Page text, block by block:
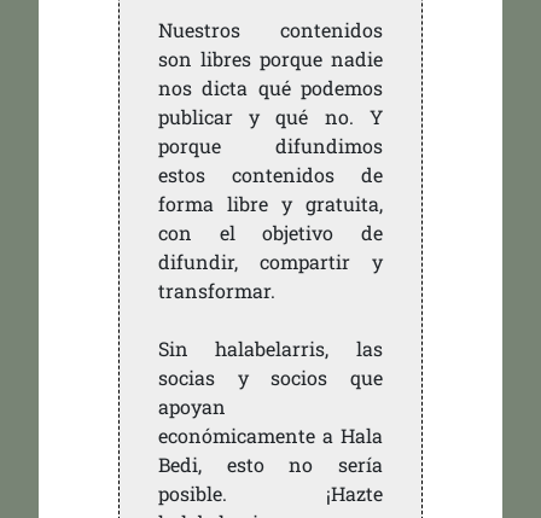
Nuestros contenidos
son libres porque nadie
nos dicta qué podemos
publicar y qué no. Y
porque difundimos
estos contenidos de
forma libre y gratuita,
con el objetivo de
difundir, compartir y
transformar.
Sin halabelarris, las
socias y socios que
apoyan
económicamente a Hala
Bedi, esto no sería
posible. ¡Hazte